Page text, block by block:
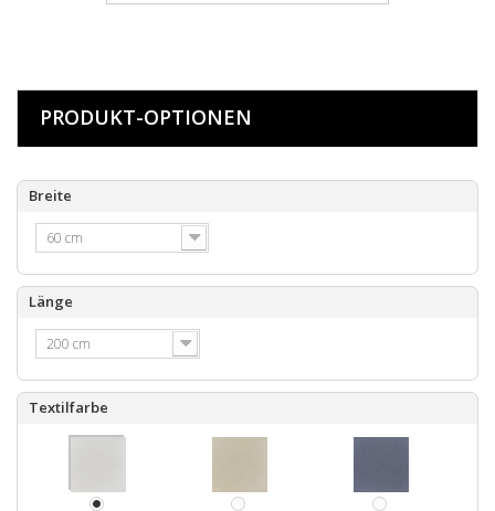
PRODUKT-OPTIONEN
Breite
60 cm
Länge
200 cm
Textilfarbe